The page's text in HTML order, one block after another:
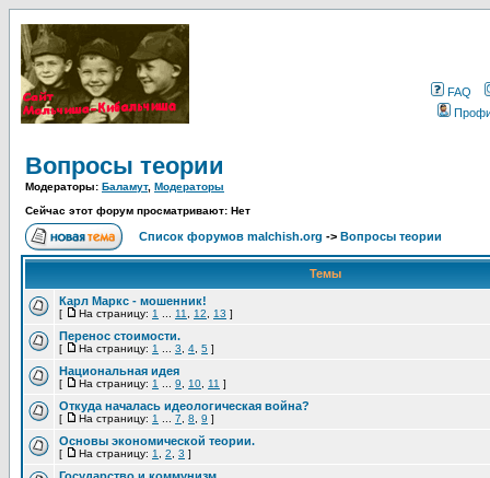
FAQ
Вопросы теории
Модераторы: Баламут, Модераторы
Сейчас этот форум просматривают: Нет
Список форумов malchish.org -> Вопросы теории
Темы
Карл Маркс - мошенник!
[ На страницу: 1 11 12 13 ]
Перенос стоимости.
[ На страницу: 1 3 4 5 ]
Национальная идея
[ На страницу: 1 9 10 11 ]
Откуда началась идеологическая война?
[ На страницу: 1 7 8 9 ]
Основы экономической теории.
[ На страницу: 1 2 3 ]